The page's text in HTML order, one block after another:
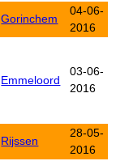
Gorinchem
04-06-
2016
Emmeloord
03-06-
2016
Rijssen
28-05-
2016